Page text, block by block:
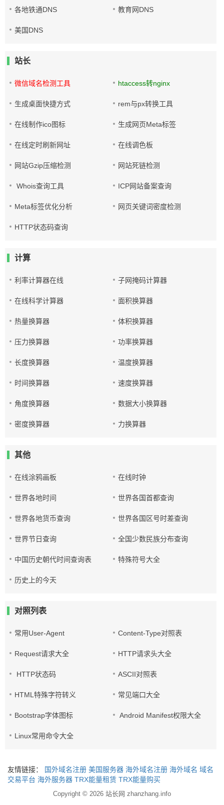
各地铁通DNS 教育网DNS
美国DNS
站长
微信域名检测工具 htaccess转nginx
生成桌面快捷方式 rem与px转换工具
在线制作ico图标 生成网页Meta标签
在线定时刷新网址 在线调色板
网站Gzip压缩检测 网站死链检测
Whois查询工具 ICP网站备案查询
Meta标签优化分析 网页关键词密度检测
HTTP状态码查询
计算
利率计算器在线 子网掩码计算器
在线科学计算器 面积换算器
热量换算器 体积换算器
压力换算器 功率换算器
长度换算器 温度换算器
时间换算器 速度换算器
角度换算器 数据大小换算器
密度换算器 力换算器
其他
在线涂鸦画板 在线时钟
世界各地时间 世界各国首都查询
世界各地货币查询 世界各国区号时差查询
世界节日查询 全国少数民族分布查询
中国历史朝代时间查询表 特殊符号大全
历史上的今天
对照列表
常用User-Agent Content-Type对照表
Request请求大全 HTTP请求头大全
HTTP状态码 ASCII对照表
HTML特殊字符转义 常见端口大全
Bootstrap字体图标 Android Manifest权限大全
Linux常用命令大全
友情链接： 国外域名注册 美国服务器 海外域名注册 海外域名 域名
交易平台 海外服务器 TRX能量租赁 TRX能量购买
Copyright © 2026 站长网 zhanzhang.info